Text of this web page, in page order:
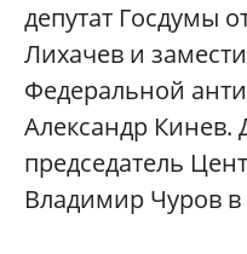
депутат Госдумы
Лихачев и
Федеральной
Александр
председатель
Владимир Чуров в